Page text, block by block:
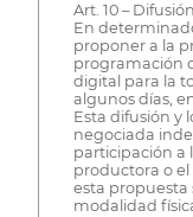
Art. 10 –
En
proponer a la
programación
digital para la
algunos días,
Esta difusión y
negociada
participación a
productora o
esta propuesta
modalidad